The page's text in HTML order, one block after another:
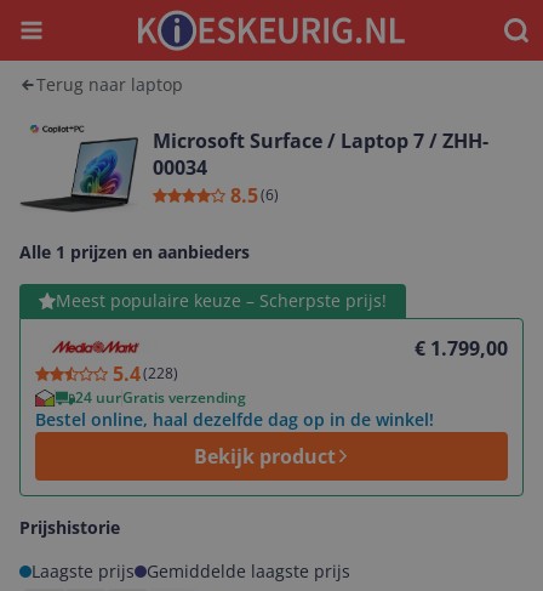
Menu
Terug naar laptop
Microsoft Surface / Laptop 7 / ZHH-
00034
8.5(6)
Alle 1 prijzen en aanbieders
Meest populaire keuze – Scherpste prijs!
5.4(228)
€ 1.799,00
24 uurGratis verzending
Bestel online, haal dezelfde dag op in de winkel!
Bekijk product
Bekijk product
Prijshistorie
Laagste prijs
Gemiddelde laagste prijs